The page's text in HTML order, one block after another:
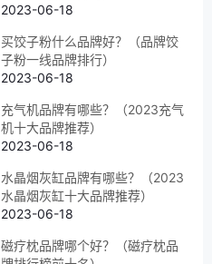
2023-06-18
买饺子粉什么品牌好？（品牌饺
子粉一线品牌排行）
2023-06-18
充气机品牌有哪些？（2023充气
机十大品牌推荐）
2023-06-18
水晶烟灰缸品牌有哪些？（2023
水晶烟灰缸十大品牌推荐）
2023-06-18
磁疗枕品牌哪个好？（磁疗枕品